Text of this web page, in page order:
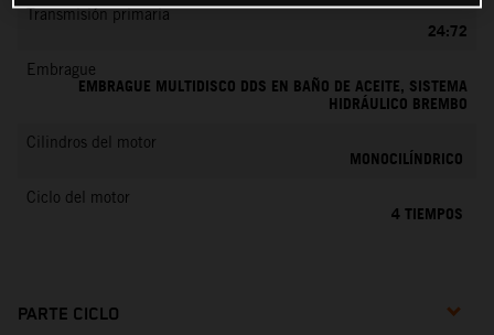
Transmisión primaria
24:72
Embrague
EMBRAGUE MULTIDISCO DDS EN BAÑO DE ACEITE, SISTEMA
HIDRÁULICO BREMBO
Cilindros del motor
MONOCILÍNDRICO
Ciclo del motor
4 TIEMPOS
PARTE CICLO